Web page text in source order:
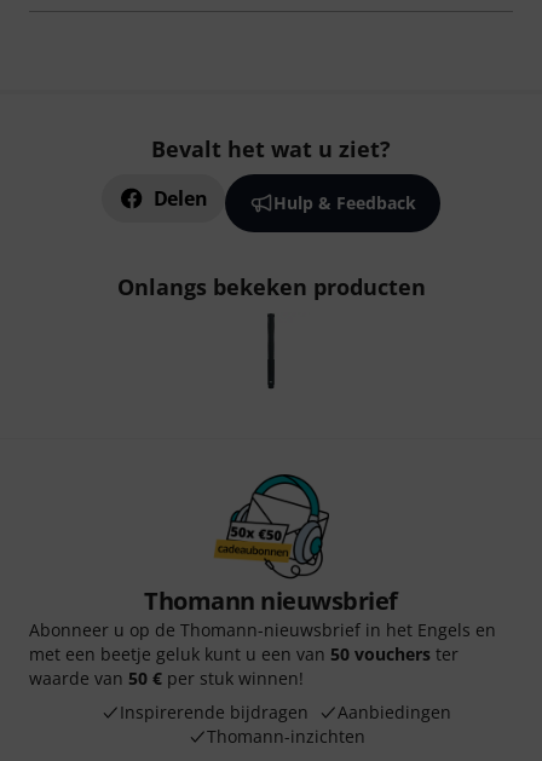
Bevalt het wat u ziet?
Delen Hulp & Feedback
Onlangs bekeken producten
Thomann nieuwsbrief
Abonneer u op de Thomann-nieuwsbrief in het Engels en
met een beetje geluk kunt u een van 50 vouchers ter
waarde van 50 € per stuk winnen!
Inspirerende bijdragen
Aanbiedingen
Thomann-inzichten